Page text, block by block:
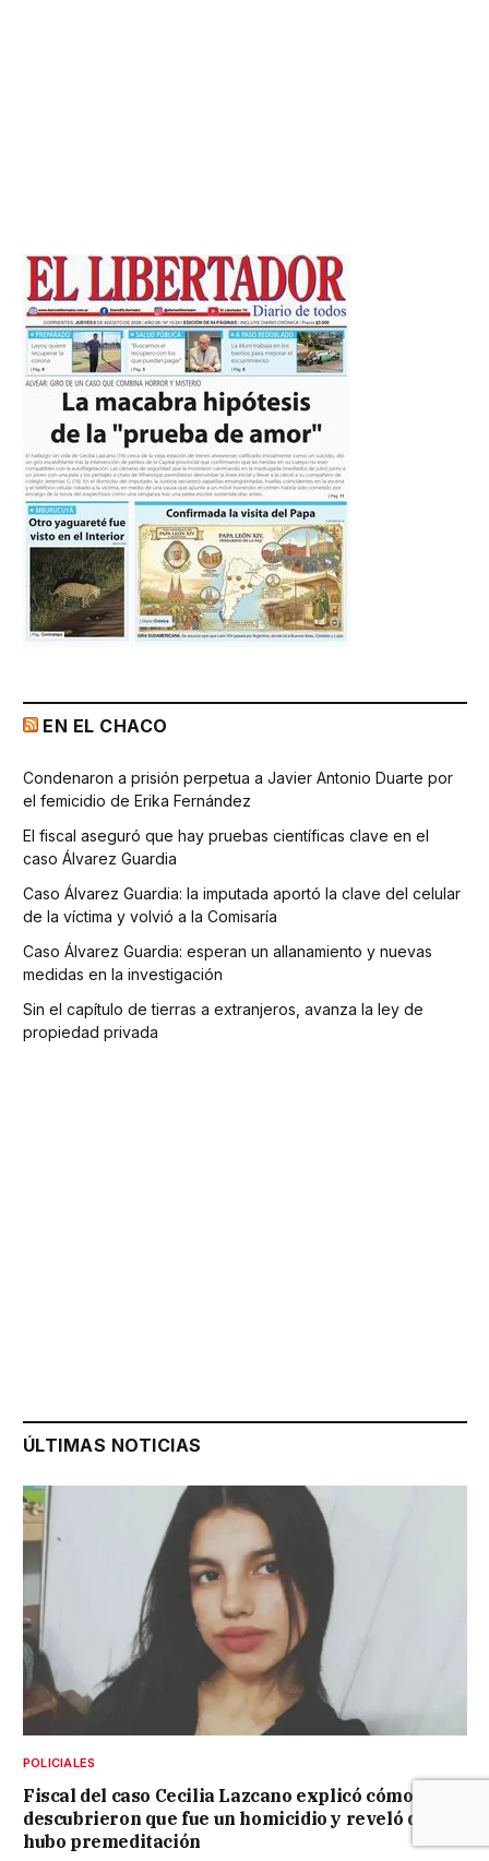
EN EL CHACO
Condenaron a prisión perpetua a Javier Antonio Duarte por
el femicidio de Erika Fernández
El fiscal aseguró que hay pruebas científicas clave en el
caso Álvarez Guardia
Caso Álvarez Guardia: la imputada aportó la clave del celular
de la víctima y volvió a la Comisaría
Caso Álvarez Guardia: esperan un allanamiento y nuevas
medidas en la investigación
Sin el capítulo de tierras a extranjeros, avanza la ley de
propiedad privada
ÚLTIMAS NOTICIAS
POLICIALES
Fiscal del caso Cecilia Lazcano explicó cómo
descubrieron que fue un homicidio y reveló que
hubo premeditación